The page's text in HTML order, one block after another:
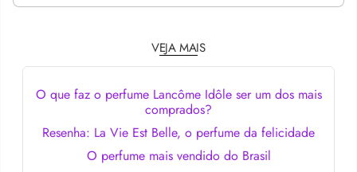
VEJA MAIS
O que faz o perfume Lancôme Idôle ser um dos mais
comprados?
Resenha: La Vie Est Belle, o perfume da felicidade
O perfume mais vendido do Brasil